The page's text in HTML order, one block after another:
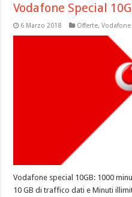
Vodafone Special
6 Marzo 2018 Offerte,Vodafone
Vodafone special 10GB: 1000
10 GB di traffico dati e Minuti